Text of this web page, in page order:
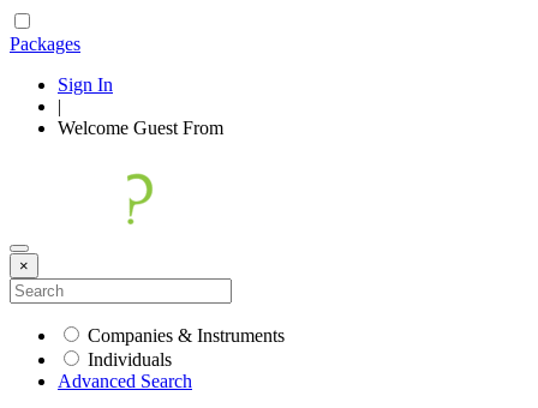
Packages
Sign In
|
Welcome Guest From
×
Companies & Instruments
Individuals
Advanced Search